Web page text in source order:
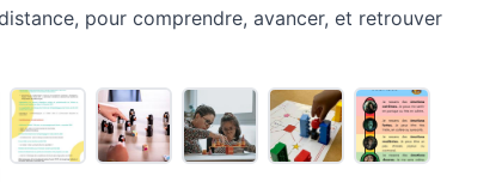
pour comprendre, avancer, et retrouver
et personnalisée
la Haute Autorité de Santé (HAS) et sur une
Chaque consultation est pensée pour